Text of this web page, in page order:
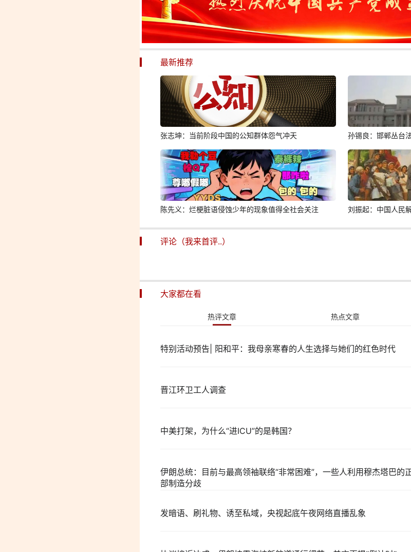
最新推荐
张志坤：当前阶段中国的公知群体怨气冲天 孙锡良：邯郸丛台
陈先义：烂梗脏语侵蚀少年的现象值得全社会关注 刘振起：中国人民
评论（我来首评..）
大家都在看
热评文章 热点文章
特别活动预告| 阳和平：我母亲寒春的人生选择与她们的红色时代
晋江环卫工人调查
中美打架，为什么“进ICU”的是韩国？
伊朗总统：目前与最高领袖联络“非常困难”，一些人利用穆杰塔巴的
部制造分歧
发暗语、刷礼物、诱至私域，央视起底午夜网络直播乱象